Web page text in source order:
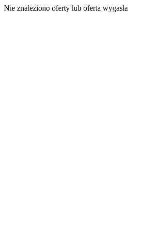
Nie znaleziono oferty lub oferta wygasła